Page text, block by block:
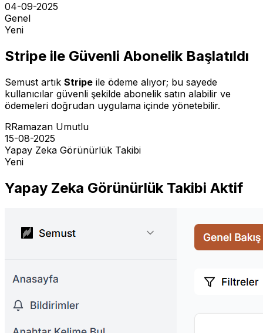
04-09-2025
Genel
Yeni
Stripe ile Güvenli Abonelik Başlatıldı
Semust artık Stripe ile ödeme alıyor; bu sayede
kullanıcılar güvenli şekilde abonelik satın alabilir ve
ödemeleri doğrudan uygulama içinde yönetebilir.
RRamazan Umutlu
15-08-2025
Yapay Zeka Görünürlük Takibi
Yeni
Yapay Zeka Görünürlük Takibi Aktif